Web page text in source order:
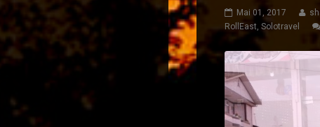
Mai 01, 2017
RollEast, Solotravel